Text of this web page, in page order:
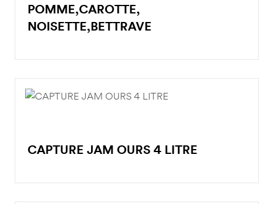
POMME,CAROTTE,
NOISETTE,BETTRAVE
CAPTURE JAM OURS 4 LITRE